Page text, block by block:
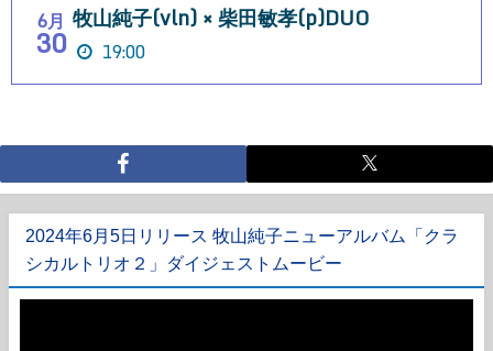
6月
30
牧山純子(vln) × 柴田敏孝(p)DUO
19:00
2024年6月5日リリース 牧山純子ニューアルバム「クラ
シカルトリオ２」ダイジェストムービー